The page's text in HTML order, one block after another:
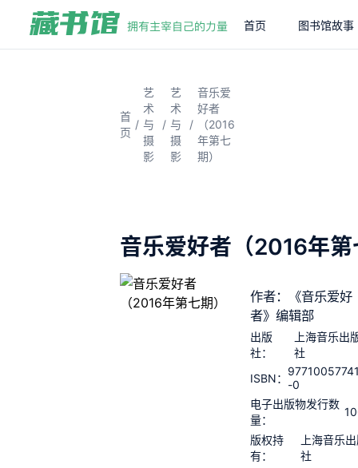
首页 图书馆故事
首
页
/
艺
术
与
摄
影
/
艺
术
与
摄
影
/
音乐爱
好者
（2016
年第七
期）
音乐爱好者（2016年
作者：《音乐爱好
者》编辑部
出版
社：
上海音乐出
社
ISBN： -0
电子出版物发行数
量：
版权持
有：
上海音乐
社